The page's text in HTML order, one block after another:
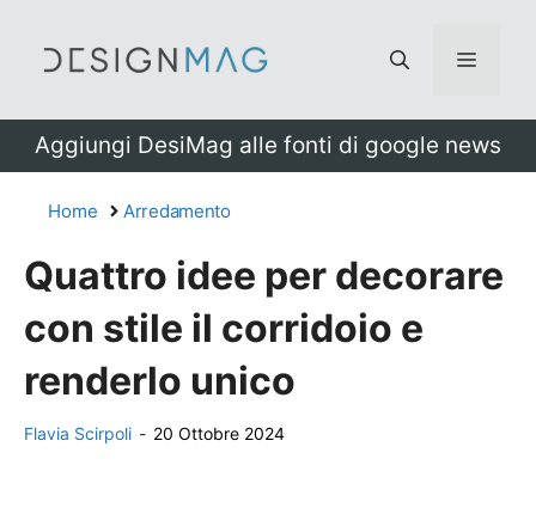
Menu
Aggiungi DesiMag alle fonti di google news
Home Arredamento
Quattro idee per decorare
con stile il corridoio e
renderlo unico
Flavia Scirpoli - 20 Ottobre 2024